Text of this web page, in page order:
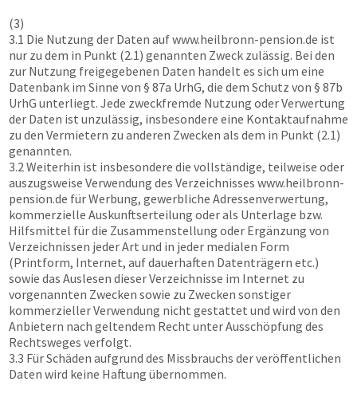
(3)
3.1 Die Nutzung der Daten aufwww.heilbronn-pension.de ist
nur zu dem in Punkt (2.1) genannten Zweck zulässig. Bei den
zur Nutzung freigegebenen Daten handelt es sich um eine
Datenbank im Sinne von § 87a UrhG, die dem Schutz von § 87b
UrhG unterliegt. Jede zweckfremde Nutzung oder Verwertung
der Daten ist unzulässig, insbesondere eine Kontaktaufnahme
zu den Vermietern zu anderen Zwecken als dem in Punkt (2.1)
genannten.
3.2 Weiterhin ist insbesondere die vollständige, teilweise oder
auszugsweise Verwendung des Verzeichnisses www.heilbronn-
pension.de für Werbung, gewerbliche Adressenverwertung,
kommerzielle Auskunftserteilung oder als Unterlage bzw.
Hilfsmittel für die Zusammenstellung oder Ergänzung von
Verzeichnissen jeder Art und in jeder medialen Form
(Printform, Internet, auf dauerhaften Datenträgern etc.)
sowie das Auslesen dieser Verzeichnisse im Internet zu
vorgenannten Zwecken sowie zu Zwecken sonstiger
kommerzieller Verwendung nicht gestattet und wird von den
Anbietern nach geltendem Recht unter Ausschöpfung des
Rechtsweges verfolgt.
3.3 Für Schäden aufgrund des Missbrauchs der veröffentlichen
Daten wird keine Haftung übernommen.